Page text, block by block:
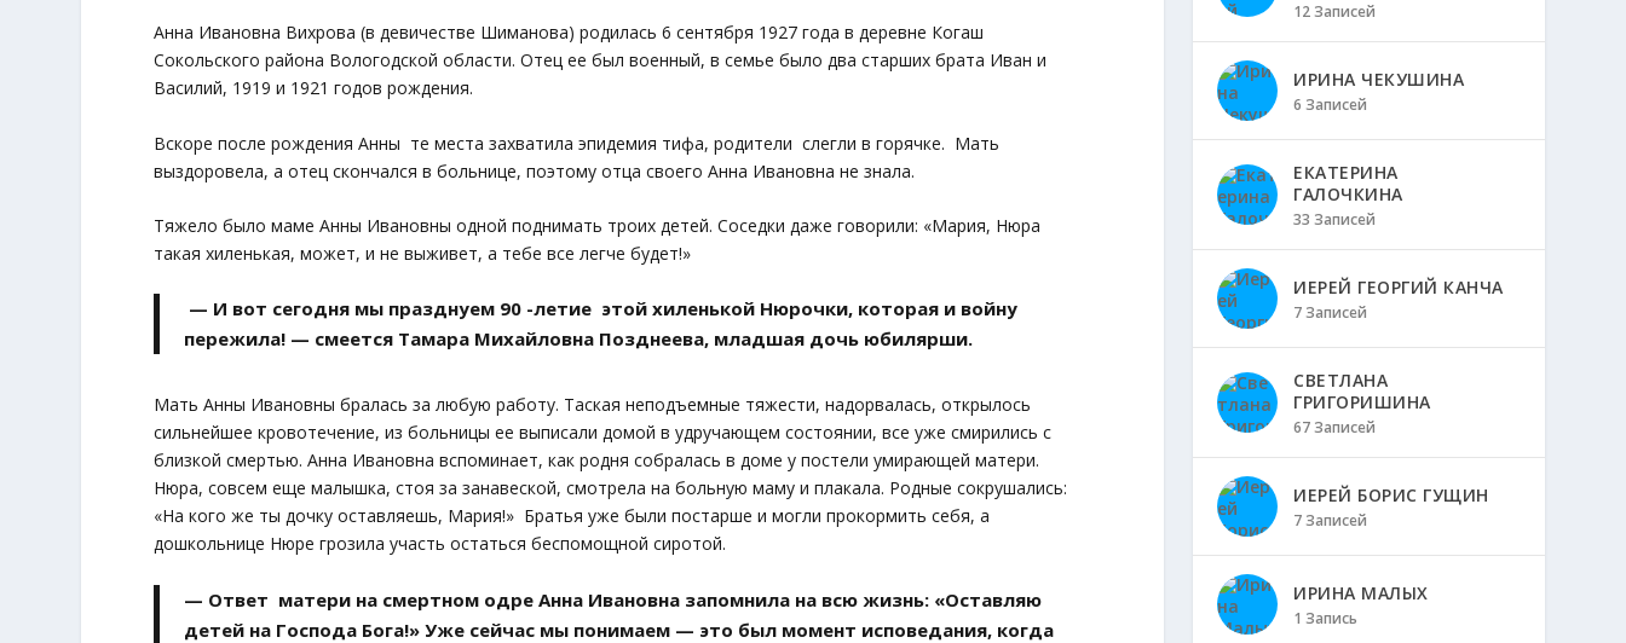
Анна Ивановна Вихрова (в девичестве Шиманова) родилась 6 сентября 1927 года в деревне Когаш
Сокольского района Вологодской области. Отец ее был военный, в семье было два старших брата Иван и
Василий, 1919 и 1921 годов рождения.
Вскоре после рождения Анны те места захватила эпидемия тифа, родители слегли в горячке. Мать
выздоровела, а отец скончался в больнице, поэтому отца своего Анна Ивановна не знала.
Тяжело было маме Анны Ивановны одной поднимать троих детей. Соседки даже говорили: «Мария, Нюра
такая хиленькая, может, и не выживет, а тебе все легче будет!»
— И вот сегодня мы празднуем 90 -летие этой хиленькой Нюрочки, которая и войну
пережила! — смеется Тамара Михайловна Позднеева, младшая дочь юбилярши.
Мать Анны Ивановны бралась за любую работу. Таская неподъемные тяжести, надорвалась, открылось
сильнейшее кровотечение, из больницы ее выписали домой в удручающем состоянии, все уже смирились с
близкой смертью. Анна Ивановна вспоминает, как родня собралась в доме у постели умирающей матери.
Нюра, совсем еще малышка, стоя за занавеской, смотрела на больную маму и плакала. Родные сокрушались:
«На кого же ты дочку оставляешь, Мария!» Братья уже были постарше и могли прокормить себя, а
дошкольнице Нюре грозила участь остаться беспомощной сиротой.
— Ответ матери на смертном одре Анна Ивановна запомнила на всю жизнь: «Оставляю
детей на Господа Бога!» Уже сейчас мы понимаем — это был момент исповедания, когда
12 Записей
ИРИНА ЧЕКУШИНА
6 Записей
ЕКАТЕРИНА
ГАЛОЧКИНА
33 Записей
ИЕРЕЙ ГЕОРГИЙ КАНЧА
7 Записей
СВЕТЛАНА
ГРИГОРИШИНА
67 Записей
ИЕРЕЙ БОРИС ГУЩИН
7 Записей
ИРИНА МАЛЫХ
1 Запись